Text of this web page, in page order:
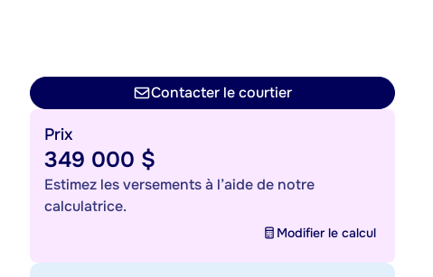
Contacter le courtier
Prix
349 000 $
Estimez les versements à l’aide de notre
calculatrice.
Modifier le calcul